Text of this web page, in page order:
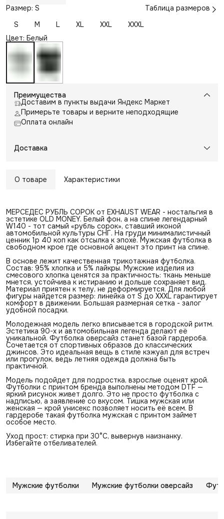
Размер: S
Таблица размеров
S
M L XL XXL
XXXL
Цвет: Белый
Преимущества
Доставим в пункты выдачи Яндекс Маркет
Примерьте товары и верните неподходящие
Оплата онлайн
Доставка
О товаре Характеристики
МЕРСЕДЕС РУБЛЬ СОРОК от EXHAUST WEAR - ностальгия в
эстетике OLD MONEY. Белый фон, а на спине легендарный
W140 - тот самый «рубль сорок», ставший иконой
автомобильной культуры СНГ. На груди минималистичный
ценник 1р 40 коп как отсылка к эпохе. Мужская футболка в
свободном крое где основной акцент это принт на спине.
В основе лежит качественная трикотажная футболка.
Состав: 95% хлопка и 5% лайкры. Мужские изделия из
смесового хлопка ценятся за практичность: ткань меньше
мнется, устойчива к истиранию и дольше сохраняет вид.
Материал приятен к телу, не деформируется. Для любой
фигуры найдется размер: линейка от S до XXXL гарантирует
комфорт в движении. Большая размерная сетка - залог
удобной посадки.
Молодежная модель легко вписывается в городской ритм.
Эстетика 90-х и автомобильная легенда делают её
уникальной. Футболка оверсайз станет базой гардероба.
Сочетается от спортивных образов до классических
джинсов. Это идеальная вещь в стиле кэжуал для встреч
или прогулок, ведь летняя одежда должна быть
практичной.
Модель подойдет для подростка, взрослые оценят крой.
Футболки с принтом бренда выполнены методом DTF —
яркий рисунок живет долго. Это не просто футболка с
надписью, а заявление со вкусом. Тишка мужская или
женская — крой унисекс позволяет носить её всем. В
гардеробе такая футболка мужская с принтом займет
особое место.
Уход прост: стирка при 30°C, вывернув наизнанку.
Избегайте отбеливателей.
Мужские футболки Мужские футболки оверсайз